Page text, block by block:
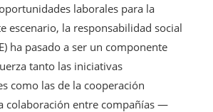
laborales para la
escenario, la responsabilidad social
ha pasado a ser un componente
tanto las iniciativas
como las de la cooperación
colaboración entre compañías —